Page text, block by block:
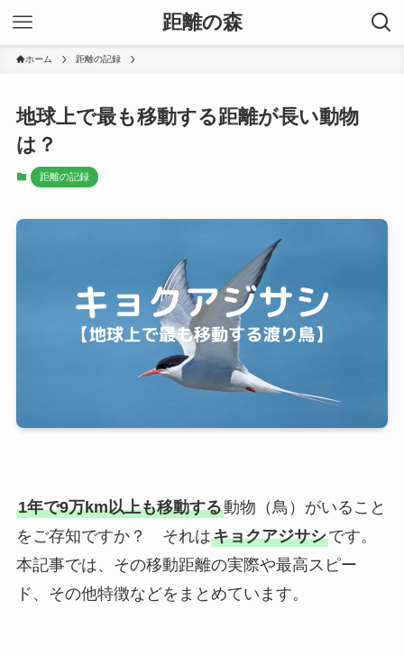
距離の森
ホーム 距離の記録
地球上で最も移動する距離が長い動物
は？
距離の記録
1年で9万km以上も移動する動物（鳥）がいること
をご存知ですか？ それはキョクアジサシです。
本記事では、その移動距離の実際や最高スピー
ド、その他特徴などをまとめています。